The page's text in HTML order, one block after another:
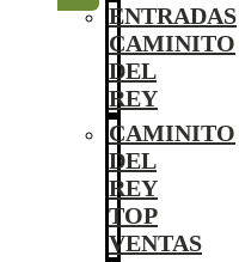
ENTRADAS
CAMINITO
DEL
REY
CAMINITO
DEL
REY
TOP
VENTAS